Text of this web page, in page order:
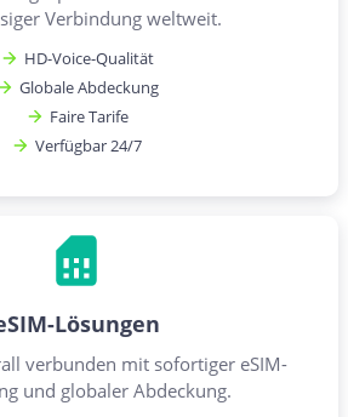
Verbindung weltweit.
HD-Voice-Qualität
Globale Abdeckung
Faire Tarife
Verfügbar 24/7
Lösungen
verbunden mit sofortiger eSIM-
und globaler Abdeckung.